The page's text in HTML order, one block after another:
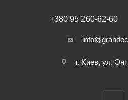
+380 95 260-62-60
г. Киев, ул.